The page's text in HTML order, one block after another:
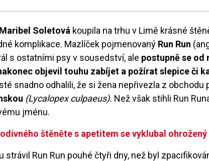
Maribel Soletová koupila na trhu v Limě krásné
komplikace. Mazlíček pojmenovaný Run Run
s ostatními psy v sousedství, ale postupně se od
objevil touhu zabíjet a požírat slepice či
snadno odhalili, že si žena nepřivezla z obchodu
(Lycalopex culpaeus). Než však stihli Run
jménu.
štěněte s apetitem se vyklubal
strávil Run Run pouhé čtyři dny, než byl